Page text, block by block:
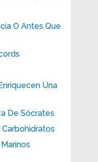
O Antes Que
Una
De Sócrates